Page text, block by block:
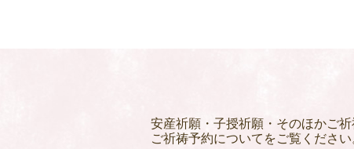
安産祈願・子授祈願・そのほかご
ご祈祷予約についてをご覧ください